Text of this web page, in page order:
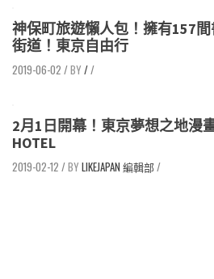
神保町旅遊懶人包！擁有157
街道！東京自由行
2019-06-02 / //
2月1日開幕！東京夢想之地漫
HOTEL
2019-02-12 / LIKEJAPAN 編輯部/